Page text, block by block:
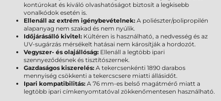
kontúrokat és kiváló olvashatóságot biztosít a legkisebb
vonalkódok esetén is.
Ellenáll az extrém igénybevételnek: A poliészter/polipropilén
alapanyag nem szakad és nem nyúlik.
Időjárásálló kivitel: Kültéren is használható, a nedvesség és az
UV-sugárzás mérsékelt hatásai nem károsítják a hordozót.
Vegyszer- és olajállóság: Ellenáll a legtöbb ipari
szennyeződésnek és tisztítószernek.
Gazdaságos kiszerelés: A tekercsenkénti 1890 darabos
mennyiség csökkenti a tekercscsere miatti állásidőt.
Ipari kompatibilitás: A 76 mm-es belső magátmérő miatt a
legtöbb ipari címkenyomtatóval zökkenőmentesen használható.